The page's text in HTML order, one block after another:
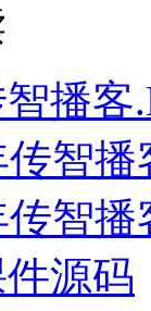
播客
传智播
传智
源码